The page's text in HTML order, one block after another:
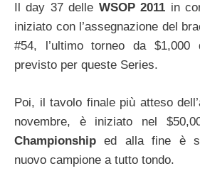
Il day 37 delle WSOP 2011 in
iniziato con l’assegnazione del
#54, l’ultimo torneo da $1,000
previsto per queste Series.
Poi, il tavolo finale più atteso
novembre, è iniziato nel
Championshiped alla fine è
nuovo campione a tutto tondo.